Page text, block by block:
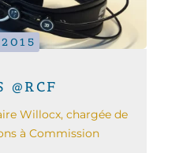
Willocx, chargée de
à Commission